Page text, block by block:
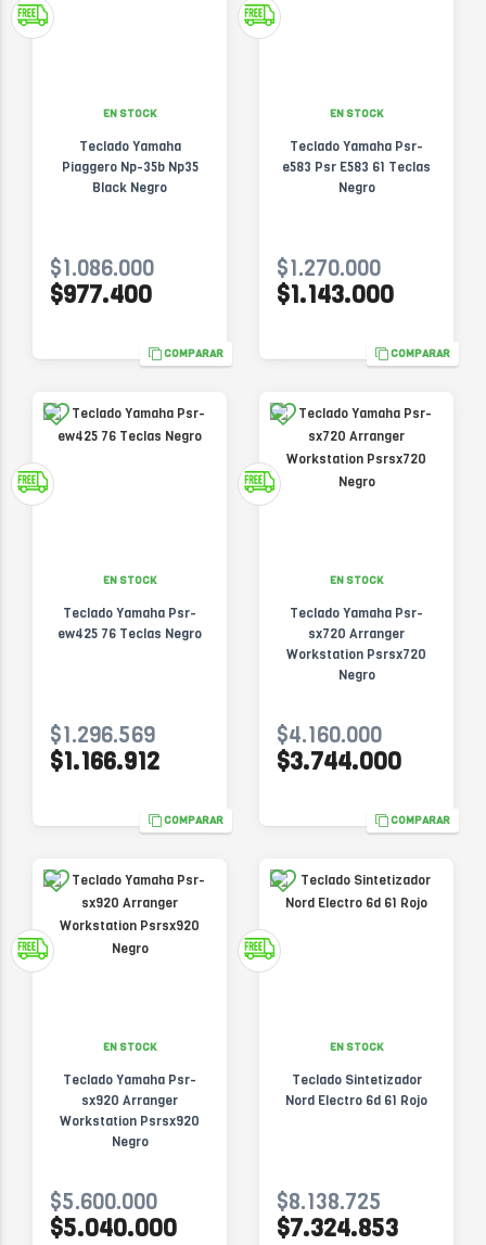
EN STOCK
Teclado Yamaha
Piaggero Np-35b Np35
Black Negro
$1.086.000
$977.400
COMPARAR
EN STOCK
Teclado Yamaha Psr-
e583 Psr E583 61 Teclas
Negro
$1.270.000
$1.143.000
COMPARAR
EN STOCK
Teclado Yamaha Psr-
ew425 76 Teclas Negro
$1.296.569
$1.166.912
COMPARAR
EN STOCK
Teclado Yamaha Psr-
sx720 Arranger
Workstation Psrsx720
Negro
$4.160.000
$3.744.000
COMPARAR
EN STOCK
Teclado Yamaha Psr-
sx920 Arranger
Workstation Psrsx920
Negro
$5.600.000
$5.040.000
EN STOCK
Teclado Sintetizador
Nord Electro 6d 61 Rojo
$8.138.725
$7.324.853